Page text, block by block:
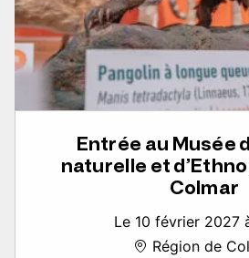
Entrée au Musée
naturelle et
Colmar
Le 10 février 2027
Région de